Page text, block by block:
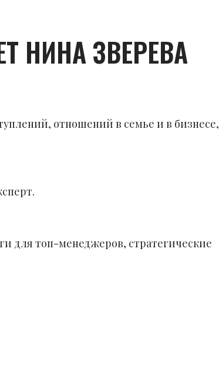
НИНА ЗВЕРЕВА
отношений в семье и в бизнесе,
для топ-менеджеров, стратегические